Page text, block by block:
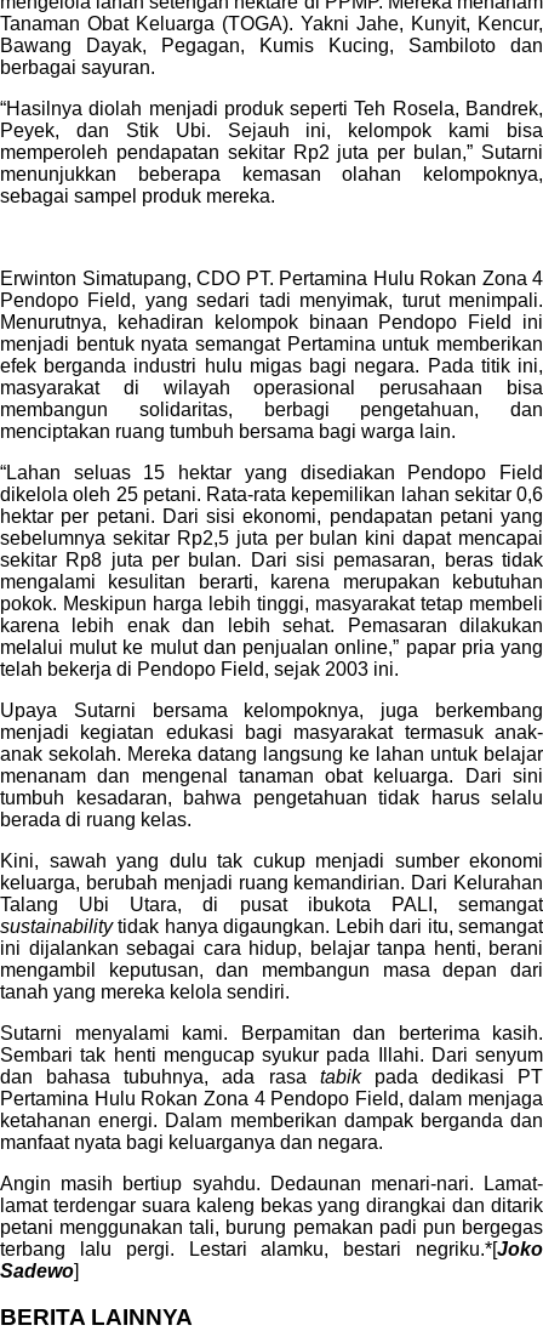
Tanaman Obat Keluarga (TOGA). Yakni Jahe, Kunyit, Kencur,
Bawang Dayak, Pegagan, Kumis Kucing, Sambiloto dan
berbagai sayuran.
“Hasilnya diolah menjadi produk seperti Teh Rosela, Bandrek,
Peyek, dan Stik Ubi. Sejauh ini, kelompok kami bisa
memperoleh pendapatan sekitar Rp2 juta per bulan,” Sutarni
menunjukkan beberapa kemasan olahan kelompoknya,
sebagai sampel produk mereka.
Erwinton Simatupang, CDO PT. Pertamina Hulu Rokan Zona 4
Pendopo Field, yang sedari tadi menyimak, turut menimpali.
Menurutnya, kehadiran kelompok binaan Pendopo Field ini
menjadi bentuk nyata semangat Pertamina untuk memberikan
efek berganda industri hulu migas bagi negara. Pada titik ini,
masyarakat di wilayah operasional perusahaan bisa
membangun solidaritas, berbagi pengetahuan, dan
menciptakan ruang tumbuh bersama bagi warga lain.
“Lahan seluas 15 hektar yang disediakan Pendopo Field
dikelola oleh 25 petani. Rata-rata kepemilikan lahan sekitar 0,6
hektar per petani. Dari sisi ekonomi, pendapatan petani yang
sebelumnya sekitar Rp2,5 juta per bulan kini dapat mencapai
sekitar Rp8 juta per bulan. Dari sisi pemasaran, beras tidak
mengalami kesulitan berarti, karena merupakan kebutuhan
pokok. Meskipun harga lebih tinggi, masyarakat tetap membeli
karena lebih enak dan lebih sehat. Pemasaran dilakukan
melalui mulut ke mulut dan penjualan online,” papar pria yang
telah bekerja di Pendopo Field, sejak 2003 ini.
Upaya Sutarni bersama kelompoknya, juga berkembang
menjadi kegiatan edukasi bagi masyarakat termasuk anak-
anak sekolah. Mereka datang langsung ke lahan untuk belajar
menanam dan mengenal tanaman obat keluarga. Dari sini
tumbuh kesadaran, bahwa pengetahuan tidak harus selalu
berada di ruang kelas.
Kini, sawah yang dulu tak cukup menjadi sumber ekonomi
keluarga, berubah menjadi ruang kemandirian. Dari Kelurahan
Talang Ubi Utara, di pusat ibukota PALI, semangat
sustainabilitytidak hanya digaungkan. Lebih dari itu, semangat
ini dijalankan sebagai cara hidup, belajar tanpa henti, berani
mengambil keputusan, dan membangun masa depan dari
tanah yang mereka kelola sendiri.
Sutarni menyalami kami. Berpamitan dan berterima kasih.
Sembari tak henti mengucap syukur pada Illahi. Dari senyum
dan bahasa tubuhnya, ada rasa tabikpada dedikasi PT
Pertamina Hulu Rokan Zona 4 Pendopo Field, dalam menjaga
ketahanan energi. Dalam memberikan dampak berganda dan
manfaat nyata bagi keluarganya dan negara.
Angin masih bertiup syahdu. Dedaunan menari-nari. Lamat-
lamat terdengar suara kaleng bekas yang dirangkai dan ditarik
petani menggunakan tali, burung pemakan padi pun bergegas
terbang lalu pergi. Lestari alamku, bestari negriku.*[Joko
Sadewo]
BERITA LAINNYA